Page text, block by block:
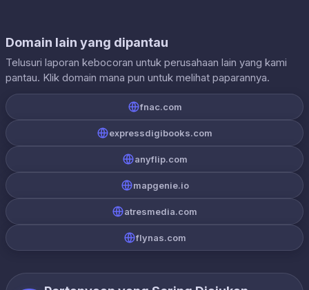
Domain lain yang dipantau
Telusuri laporan kebocoran untuk perusahaan lain yang kami
pantau. Klik domain mana pun untuk melihat paparannya.
fnac.com
expressdigibooks.com
anyflip.com
mapgenie.io
atresmedia.com
flynas.com